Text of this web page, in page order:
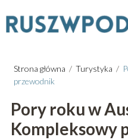
Strona główna / Turystyka /
przewodnik
Pory roku w
Kompleksowy